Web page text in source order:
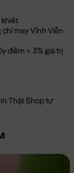
khiết
may Vĩnh Viễn
điểm = 3% giá trị
Thật Shop tự